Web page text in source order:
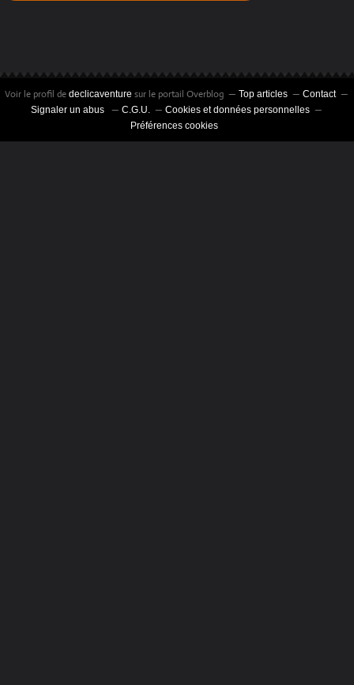
Voir le profil dedeclicaventure sur le portail Overblog Top articles
Contact
Signaler un abus
C.G.U.
Cookies et données personnelles
Préférences cookies